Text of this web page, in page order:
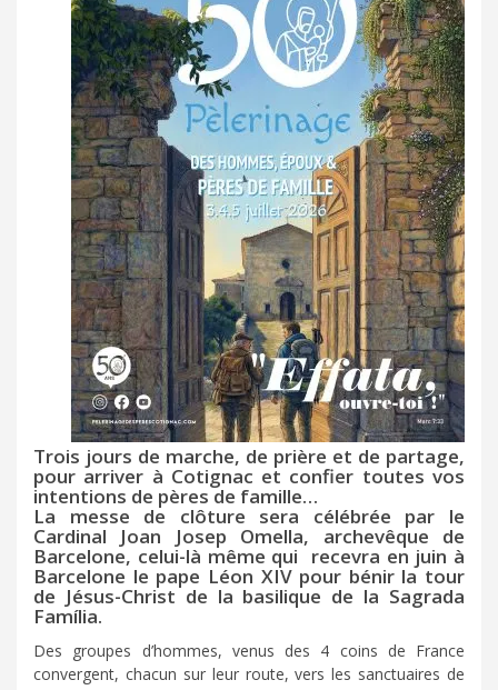
Trois jours de marche, de prière et de partage,
pour arriver à Cotignac et confier toutes vos
intentions de pères de famille…
La messe de clôture sera célébrée par le
Cardinal Joan Josep Omella, archevêque de
Barcelone, celui-là même qui recevra en juin à
Barcelone le pape Léon XIV pour bénir la tour
de Jésus-Christ de la basilique de la Sagrada
Família.
Des groupes d’hommes, venus des 4 coins de France
convergent, chacun sur leur route, vers les sanctuaires de